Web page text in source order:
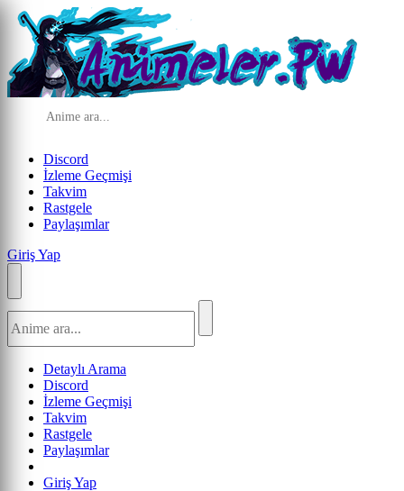
Discord
İzleme Geçmişi
Takvim
Rastgele
Paylaşımlar
Giriş Yap
Detaylı Arama
Discord
İzleme Geçmişi
Takvim
Rastgele
Paylaşımlar
Giriş Yap